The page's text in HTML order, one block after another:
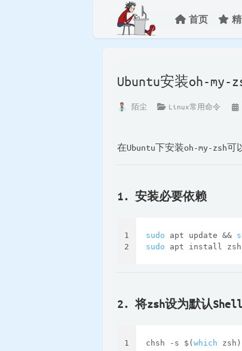
首页
Ubuntu安装oh-my-
陌尘 Linux常用命令
在Ubuntu下安装oh-my-zsh可
1. 安装必要依赖
1
2
sudo apt update &&
sudo apt install
2. 将zsh设为默认Shell
1 chsh -s $( which